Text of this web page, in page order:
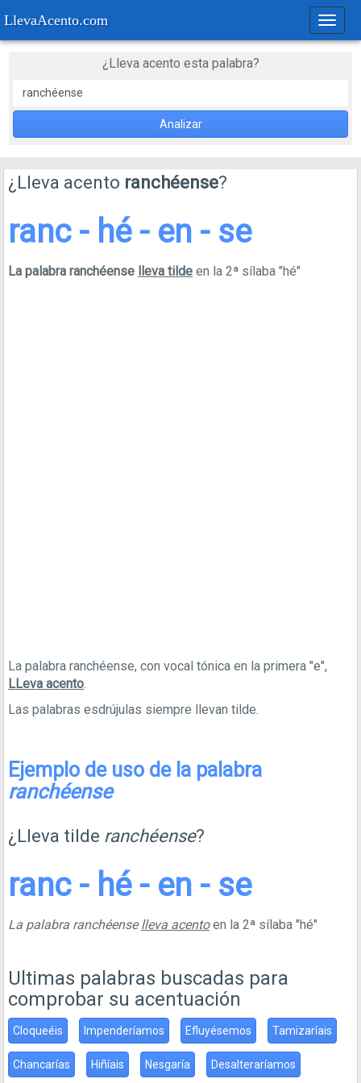
LlevaAcento.com
de
¿Lleva acento esta palabra?
Analizar
¿Lleva acento ranchéense?
ranc - hé - en - se
La palabra ranchéense lleva tilde en la 2ª sílaba "hé"
La palabra ranchéense, con vocal tónica en la primera "e",
LLeva acento.
Las palabras esdrújulas siempre llevan tilde.
Ejemplo de uso de la palabra
ranchéense
¿Lleva tilde ranchéense?
ranc - hé - en - se
La palabra ranchéenselleva acentoen la 2ª sílaba "hé"
Ultimas palabras buscadas para
comprobar su acentuación
Cloqueéis Impenderíamos Efluyésemos Tamizaríais
Chancarías Hiñíais Nesgaría Desalteraríamos